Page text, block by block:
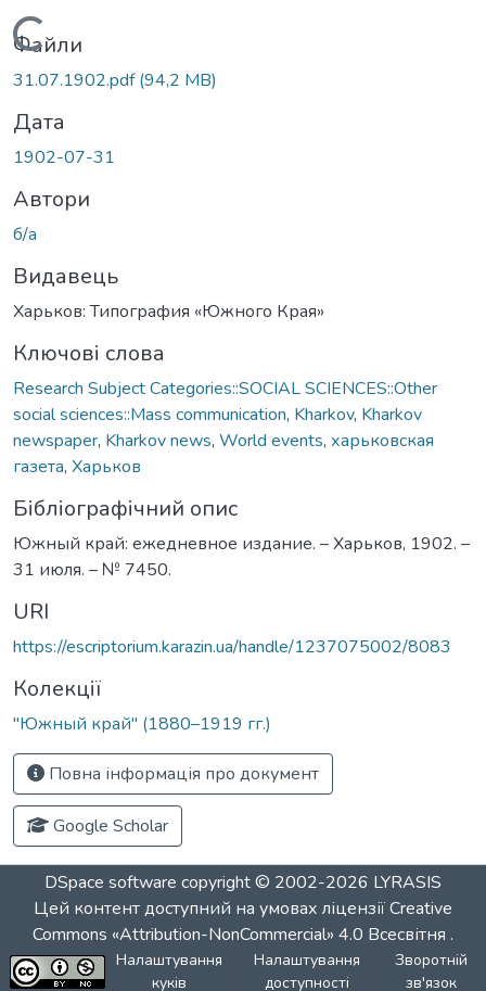
Вантажиться...
Файли
31.07.1902.pdf(94,2 MB)
Дата
1902-07-31
Автори
б/а
Видавець
Харьков: Типография «Южного Края»
Ключові слова
Research Subject Categories::SOCIAL SCIENCES::Other
social sciences::Mass communication, Kharkov, Kharkov
newspaper, Kharkov news, World events, харьковская
газета, Харьков
Бібліографічний опис
Южный край: ежедневное издание. – Харьков, 1902. –
31 июля. – № 7450.
URI
https://escriptorium.karazin.ua/handle/1237075002/8083
Колекції
"Южный край" (1880–1919 гг.)
Повна інформація про документ
Google Scholar
DSpace software copyright © 2002-2026 LYRASIS
Цей контент доступний на умовах ліцензіїCreative
Commons «Attribution-NonCommercial» 4.0 Всесвітня .
Налаштування
куків
Налаштування
доступності
Зворотній
зв'язок